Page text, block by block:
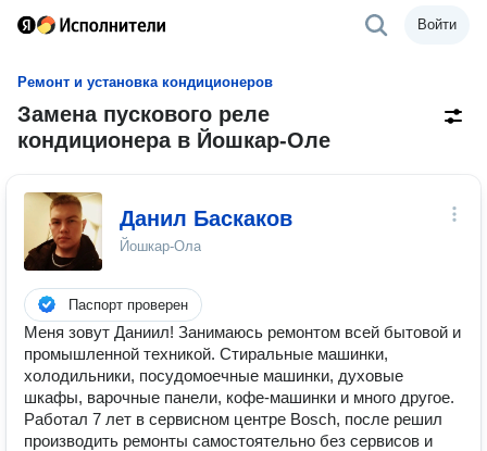
Войти
Ремонт и установка кондиционеров
Замена пускового реле
кондиционера в Йошкар-Оле
Данил Баскаков
Йошкар-Ола
Паспорт проверен
Меня зовут Даниил! Занимаюсь ремонтом всей бытовой и
промышленной техникой. Стиральные машинки,
холодильники, посудомоечные машинки, духовые
шкафы, варочные панели, кофе-машинки и много другое.
Работал 7 лет в сервисном центре Bosch, после решил
производить ремонты самостоятельно без сервисов и